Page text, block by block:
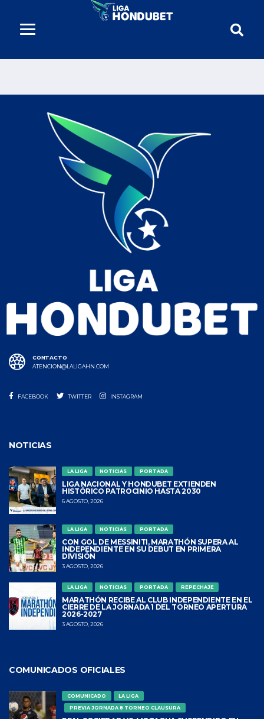
CONTACTO
ATENCION@LALIGAHN.COM
FACEBOOK TWITTER INSTAGRAM
NOTICIAS
LA LIGA NOTICIAS PORTADA
LIGA NACIONAL Y HONDUBET EXTIENDEN
HISTÓRICO PATROCINIO HASTA 2030
6 AGOSTO, 2026
LA LIGA NOTICIAS PORTADA
CON GOL DE MESSINITI, MARATHÓN SUPERA AL
INDEPENDIENTE EN SU DEBUT EN PRIMERA
DIVISIÓN
3 AGOSTO, 2026
LA LIGA NOTICIAS PORTADA REPECHAJE
MARATHÓN RECIBE AL CLUB INDEPENDIENTE EN EL
CIERRE DE LA JORNADA 1 DEL TORNEO APERTURA
2026-2027
3 AGOSTO, 2026
COMUNICADOS OFICIALES
COMUNICADO
LA LIGA
PREVIA JORNADA 8 TORNEO CLAUSURA